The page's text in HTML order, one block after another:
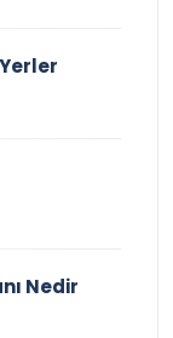
Yerler
Nedir